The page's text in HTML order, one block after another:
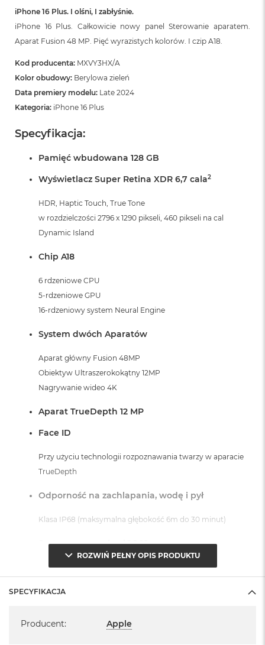
iPhone 16 Plus. I olśni, I zabłyśnie.
iPhone 16 Plus. Całkowicie nowy panel Sterowanie aparatem.
Aparat Fusion 48 MP. Pięć wyrazistych kolorów. I czip A18.
Kod producenta: MXVY3HX/A
Kolor obudowy: Berylowa zieleń
Data premiery modelu: Late 2024
Kategoria: iPhone 16 Plus
Specyfikacja:
Pamięć wbudowana 128 GB
Wyświetlacz Super Retina XDR 6,7 cala2
HDR, Haptic Touch, True Tone
w rozdzielczości 2796 x 1290 pikseli, 460 pikseli na cal
Dynamic Island
Chip A18
6 rdzeniowe CPU
5-rdzeniowe GPU
16-rdzeniowy system Neural Engine
System dwóch Aparatów
Aparat główny Fusion 48MP
Obiektyw Ultraszerokokątny 12MP
Nagrywanie wideo 4K
Aparat TrueDepth 12 MP
Face ID
Przy użyciu technologii rozpoznawania twarzy w aparacie
TrueDepth
Odporność na zachlapania, wodę i pył
Klasa IP68 (maksymalna głębokość 6m do 30 minut)
System operacyjny iOS 18
- lub nowszy, z darmową aktualizacją.
ROZWIŃ PEŁNY OPIS PRODUKTU
SPECYFIKACJA
Producent: Apple